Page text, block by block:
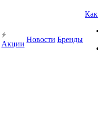
Акции
Новости Бренды